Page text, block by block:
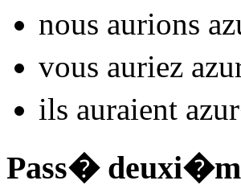
nous aurions
vous auriez
ils auraient azur
Pass�